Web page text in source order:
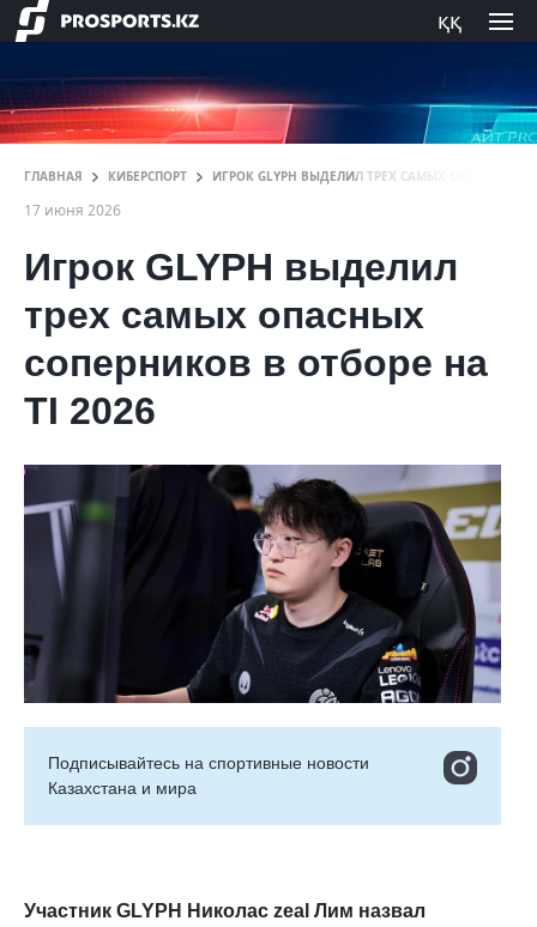
ққ
ГЛАВНАЯ КИБЕРСПОРТ ИГРОК GLYPH ВЫДЕЛИЛ ТРЕХ САМЫХ ОПАСНЫХ
17 июня 2026
Игрок GLYPH выделил
трех самых опасных
соперников в отборе на
TI 2026
Подписывайтесь на cпортивные новости
Казахстана и мира
Участник GLYPH Николас zeal Лим назвал